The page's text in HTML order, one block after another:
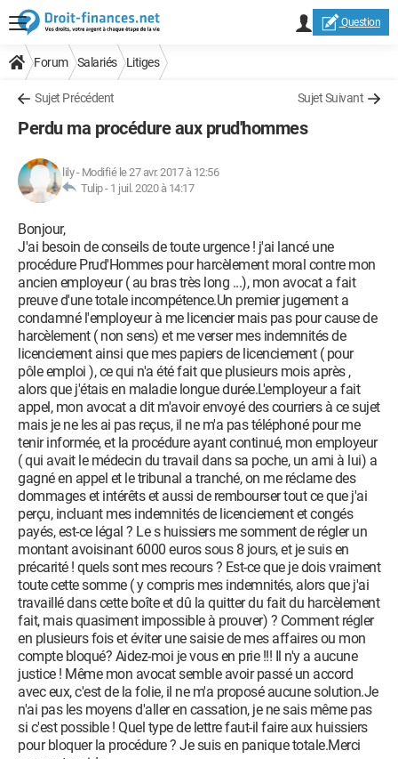
Question
Forum Salariés Litiges
Sujet Précédent Sujet Suivant
Perdu ma procédure aux prud'hommes
lily- Modifié le 27 avr. 2017 à 12:56
Tulip - 1 juil. 2020 à 14:17
Bonjour,
J'ai besoin de conseils de toute urgence ! j'ai lancé une
procédure Prud'Hommes pour harcèlement moral contre mon
ancien employeur ( au bras très long ...), mon avocat a fait
preuve d'une totale incompétence.Un premier jugement a
condamné l'employeur à me licencier mais pas pour cause de
harcèlement ( non sens) et me verser mes indemnités de
licenciement ainsi que mes papiers de licenciement ( pour
pôle emploi ), ce qui n'a été fait que plusieurs mois après ,
alors que j'étais en maladie longue durée.L'employeur a fait
appel, mon avocat a dit m'avoir envoyé des courriers à ce sujet
mais je ne les ai pas reçus, il ne m'a pas téléphoné pour me
tenir informée, et la procédure ayant continué, mon employeur
( qui avait le médecin du travail dans sa poche, un ami à lui) a
gagné en appel et le tribunal a tranché, on me réclame des
dommages et intérêts et aussi de rembourser tout ce que j'ai
perçu, incluant mes indemnités de licenciement et congés
payés, est-ce légal ? Le s huissiers me somment de régler un
montant avoisinant 6000 euros sous 8 jours, et je suis en
précarité ! quels sont mes recours ? Est-ce que je dois vraiment
toute cette somme ( y compris mes indemnités, alors que j'ai
travaillé dans cette boîte et dû la quitter du fait du harcèlement
fait, mais quasiment impossible à prouver) ? Comment régler
en plusieurs fois et éviter une saisie de mes affaires ou mon
compte bloqué? Aidez-moi je vous en prie !!! Il n'y a aucune
justice ! Même mon avocat semble avoir passé un accord
avec eux, c'est de la folie, il ne m'a proposé aucune solution.Je
n'ai pas les moyens d'aller en cassation, je ne sais même pas
si c'est possible ! Quel type de lettre faut-il faire aux huissiers
pour bloquer la procédure ? Je suis en panique totale.Merci